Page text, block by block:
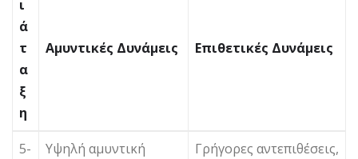
ι
ά
τ
α
ξ
η
Αμυντικές Δυνάμεις Επιθετικές Δυνάμεις
5-
Υψηλή αμυντική
Γρήγορες αντεπιθέσεις,